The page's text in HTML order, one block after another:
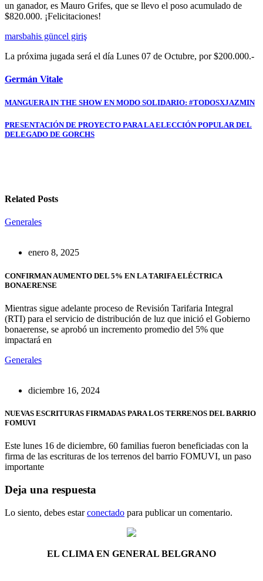
un ganador, es Mauro Grifes, que se llevo el poso acumulado de
$820.000. ¡Felicitaciones!
marsbahis güncel giriş
La próxima jugada será el día Lunes 07 de Octubre, por $200.000.-
Germán Vitale
Navegación
de
entradas
MANGUERA IN THE SHOW EN MODO SOLIDARIO: #TODOSXJAZMIN
PRESENTACIÓN DE PROYECTO PARA LA ELECCIÓN POPULAR DEL
DELEGADO DE GORCHS
Related Posts
Generales
enero 8, 2025
CONFIRMAN AUMENTO DEL 5% EN LA TARIFA ELÉCTRICA
BONAERENSE
Mientras sigue adelante proceso de Revisión Tarifaria Integral
(RTI) para el servicio de distribución de luz que inició el Gobierno
bonaerense, se aprobó un incremento promedio del 5% que
impactará en
Generales
diciembre 16, 2024
NUEVAS ESCRITURAS FIRMADAS PARA LOS TERRENOS DEL BARRIO
FOMUVI
Este lunes 16 de diciembre, 60 familias fueron beneficiadas con la
firma de las escrituras de los terrenos del barrio FOMUVI, un paso
importante
Deja una respuesta
Lo siento, debes estarconectado para publicar un comentario.
EL CLIMA EN GENERAL BELGRANO